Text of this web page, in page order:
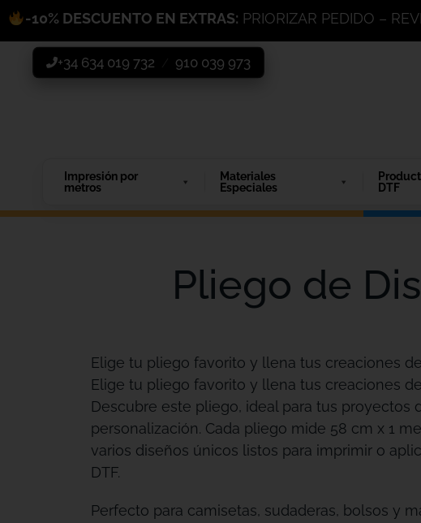
-10% DESCUENTO EN EXTRAS: PRIORIZAR PEDIDO –
+34 634 019 732 910 039 973
Impresión por
metros
Materiales
Especiales
DTF
Pliego de
Elige tu pliego favorito y llena tus creaciones
Elige tu pliego favorito y llena tus creaciones
Descubre este pliego, ideal para tus proyectos
personalización. Cada pliego mide 58 cm x 1
varios diseños únicos listos para imprimir o
DTF.
Perfecto para camisetas, sudaderas, bolsos y